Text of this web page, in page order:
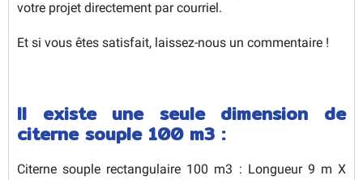
votre projet directement par courriel.
Et si vous êtes satisfait, laissez-nous un commentaire !
Il existe une seule dimension de
citerne souple 100 m3 :
Citerne souple rectangulaire 100 m3 : Longueur 9 m X